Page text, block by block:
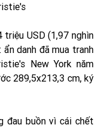
USD (1,97 nghìn
danh đã mua tranh
New York năm
289,5x213,3 cm, ký
đau buồn vì cái chết